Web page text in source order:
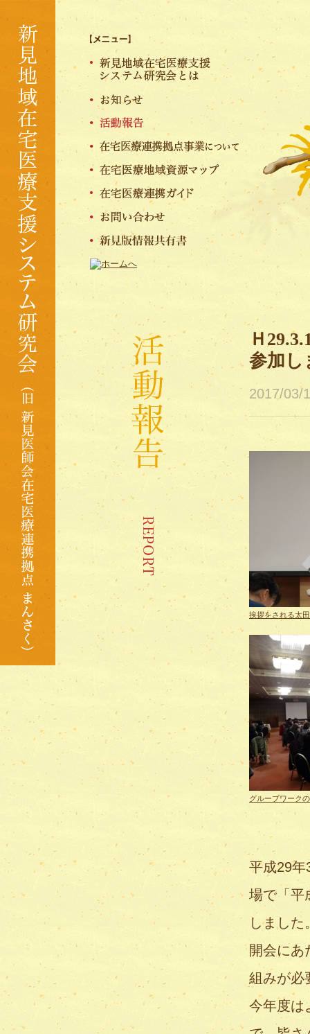
Ｈ
参加し
2017/03/
挨拶をされる太
グループワーク
平成29年
場で「平
しました
開会に
組みが必
今年度は